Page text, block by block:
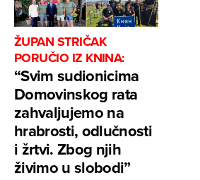
ŽUPAN STRIČAK
PORUČIO IZ KNINA:
“Svim sudionicima
Domovinskog rata
zahvaljujemo na
hrabrosti, odlučnosti
i žrtvi. Zbog njih
živimo u slobodi”